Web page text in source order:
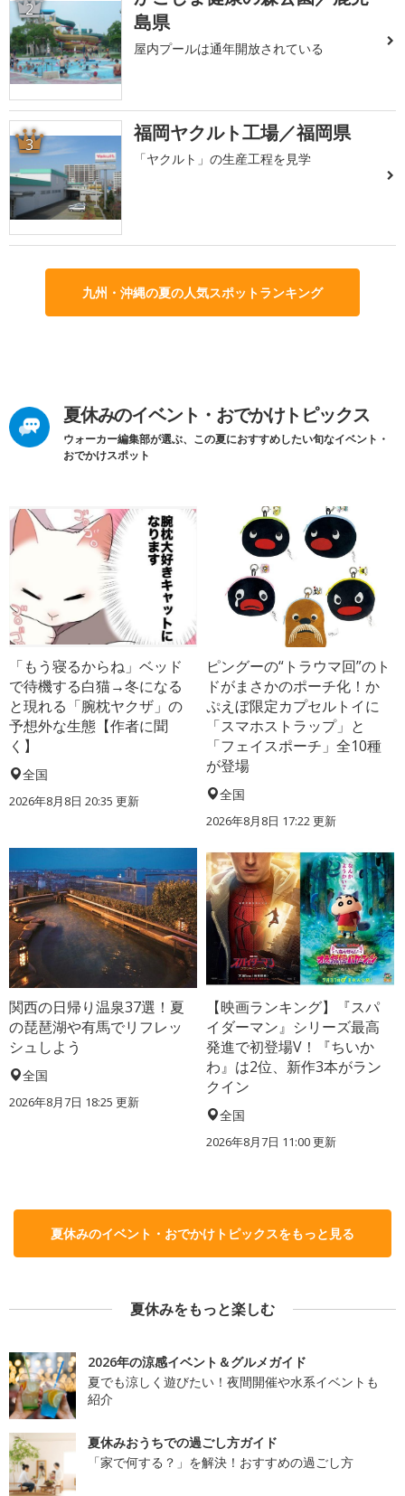
2
島県
屋内プールは通年開放されている
3 福岡ヤクルト工場／福岡県
「ヤクルト」の生産工程を見学
九州・沖縄の夏の人気スポットランキング
夏休みのイベント・おでかけトピックス
ウォーカー編集部が選ぶ、この夏におすすめしたい旬なイベント・
おでかけスポット
「もう寝るからね」ベッド
で待機する白猫→冬になる
と現れる「腕枕ヤクザ」の
予想外な生態【作者に聞
く】
全国
2026年8月8日 20:35 更新
ピングーの“トラウマ回”のト
ドがまさかのポーチ化！か
ぷえぼ限定カプセルトイに
「スマホストラップ」と
「フェイスポーチ」全10種
が登場
全国
2026年8月8日 17:22更新
関西の日帰り温泉37選！夏
の琵琶湖や有馬でリフレッ
シュしよう
全国
2026年8月7日 18:25 更新
【映画ランキング】『スパ
イダーマン』シリーズ最高
発進で初登場V！『ちいか
わ』は2位、新作3本がラン
クイン
全国
2026年8月7日 11:00更新
夏休みのイベント・おでかけトピックスをもっと見る
夏休みをもっと楽しむ
2026年の涼感イベント＆グルメガイド
夏でも涼しく遊びたい！夜間開催や水系イベントも
紹介
夏休みおうちでの過ごし方ガイド
「家で何する？」を解決！おすすめの過ごし方